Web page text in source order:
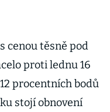
cenou těsně pod
proti lednu 16
procentních bodů
stojí obnovení